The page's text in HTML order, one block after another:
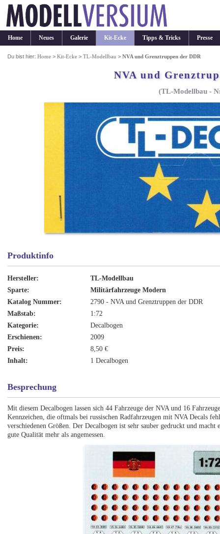
Home Neues Galerie Kit-Ecke Tipps & Tricks Presse
Du bist hier:Home >Kit-Ecke >TL-Modellbau >NVA und Grenztruppen der DDR
NVA und
(TL-Modellbau -
Produktinfo
Hersteller:
TL-Modellbau
Sparte:
Militärfahrzeuge Modern
Katalog Nummer:
2790 - NVA und Grenztruppen der DDR
Maßstab:
1:72
Kategorie:
Decalbogen
Erschienen:
2009
Preis:
8,50 €
Inhalt:
1 Decalbogen
Besprechung
Mit diesem Decalbogen lassen sich 44 Fahrzeuge der NVA und 16
Kennzeichen, die oftmals bei russischen Radfahrzeugen mit NVA Decals
verschiedenen Größen. Der Decalbogen ist sehr sauber gedruckt und
gute Qualität mehr als angemessen.